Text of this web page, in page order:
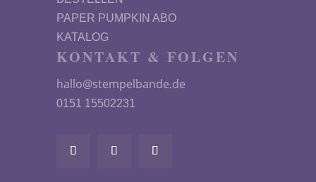
PAPER PUMPKIN ABO
KATALOG
KONTAKT & FOLGEN
hallo@stempelbande.de
0151 15502231